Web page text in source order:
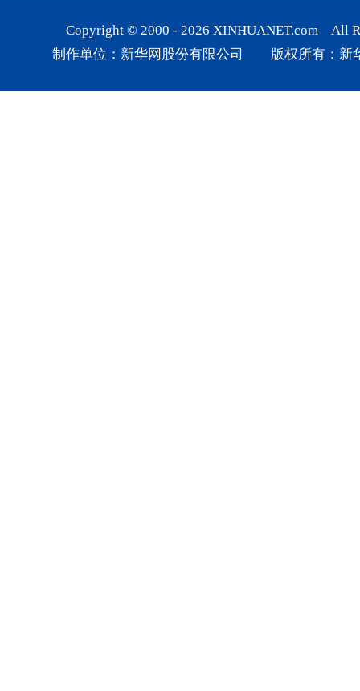
Copyright © 2000 - 2026 XINHUANET.com All
制作单位：新华网股份有限公司 版权所有：新